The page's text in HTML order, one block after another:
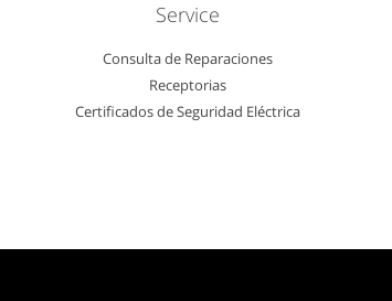
Service
Consulta de Reparaciones
Receptorias
Certificados de Seguridad Eléctrica